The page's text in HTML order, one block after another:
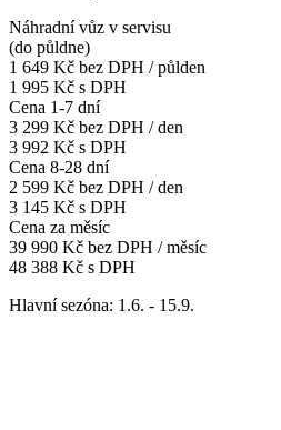
Náhradní vůz v servisu
(do půldne)
1 649 Kč bez DPH / půlden
1 995 Kč s DPH
Cena 1-7 dní
3 299 Kč bez DPH / den
3 992 Kč s DPH
Cena 8-28 dní
2 599 Kč bez DPH / den
3 145 Kč s DPH
Cena za měsíc
39 990 Kč bez DPH / měsíc
48 388 Kč s DPH
Hlavní sezóna: 1.6. - 15.9.